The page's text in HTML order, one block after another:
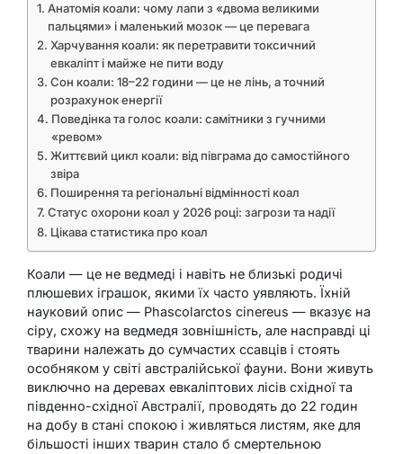
Анатомія коали: чому лапи з «двома великими
пальцями» і маленький мозок — це перевага
Харчування коали: як перетравити токсичний
евкаліпт і майже не пити воду
Сон коали: 18–22 години — це не лінь, а точний
розрахунок енергії
Поведінка та голос коали: самітники з гучними
«ревом»
Життєвий цикл коали: від півграма до самостійного
звіра
Поширення та регіональні відмінності коал
Статус охорони коал у 2026 році: загрози та надії
Цікава статистика про коал
Коали — це не ведмеді і навіть не близькі родичі
плюшевих іграшок, якими їх часто уявляють. Їхній
науковий опис — Phascolarctos cinereus — вказує на
сіру, схожу на ведмедя зовнішність, але насправді ці
тварини належать до сумчастих ссавців і стоять
особняком у світі австралійської фауни. Вони живуть
виключно на деревах евкаліптових лісів східної та
південно-східної Австралії, проводять до 22 годин
на добу в стані спокою і живляться листям, яке для
більшості інших тварин стало б смертельною